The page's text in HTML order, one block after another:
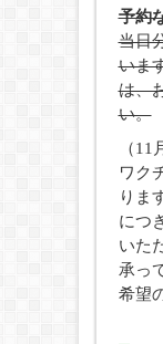
予約
当日
いま
は、
い。
（11
ワク
りま
につ
いた
承っ
希望